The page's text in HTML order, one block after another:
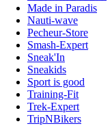
Made in Paradis
Nauti-wave
Pecheur-Store
Smash-Expert
Sneak'In
Sneakids
Sport is good
Training-Fit
Trek-Expert
TripNBikers